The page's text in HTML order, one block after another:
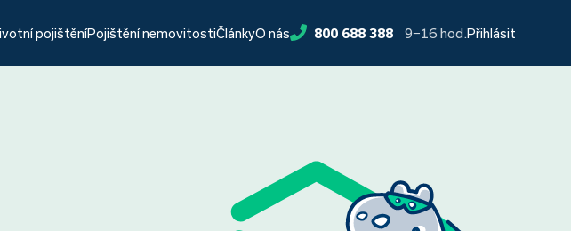
pojištěníPojištění nemovitostiČlánkyO nás 800 688 388 9−16 hod. Přihlásit